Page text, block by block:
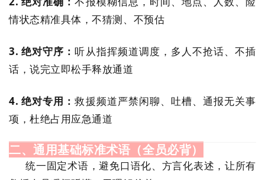
情状态精准具体，不猜测、不预估
3. 绝对守序：听从指挥频道调度，多人不抢话、不插
话，说完立即松手释放通道
4. 绝对专用：救援频道严禁闲聊、吐槽、通报无关事
项，杜绝占用应急通道
二、通用基础标准术语（全员必背）
统一固定术语，避免口语化、方言化表述，让所有